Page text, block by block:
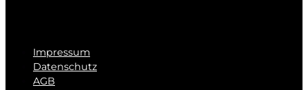
Impressum
Datenschutz
AGB